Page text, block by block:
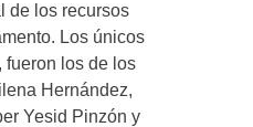
de los recursos
Los únicos
fueron los de los
Hernández,
Yesid Pinzón y